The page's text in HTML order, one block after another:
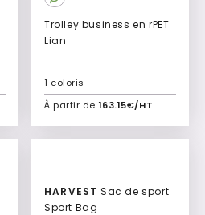
Trolley business en rPET
Lian
À partir de 163.15€/HT
1 coloris
Ajouter à mon devis
HARVEST
Sport Bag